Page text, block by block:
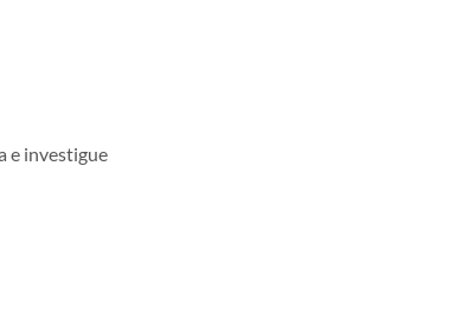
e investigue